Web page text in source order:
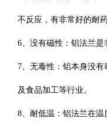
不反应，有非常好的耐药
6、没有磁性：铝法兰是
7、无毒性：铝本身没
及食品加工等行业。
8、耐低温：铝法兰在温